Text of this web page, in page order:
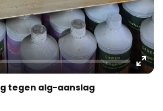
tegen alg-aanslag